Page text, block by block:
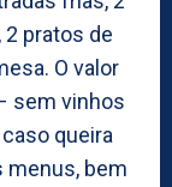
2 pratos de
O valor
sem vinhos
queira
menus, bem